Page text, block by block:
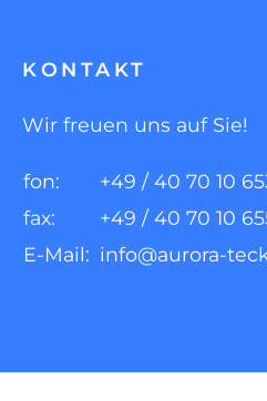
KONTAKT
Wir freuen uns auf Sie!
fon:
+49 / 40 70 10
fax:
+49 / 40 70 10
E-Mail: info@aurora-